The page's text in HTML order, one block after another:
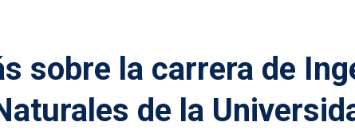
sobre la carrera de
de la